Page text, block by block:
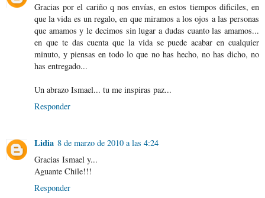
Gracias por el cariño q nos envías, en estos tiempos dificiles, en
que la vida es un regalo, en que miramos a los ojos a las personas
que amamos y le decimos sin lugar a dudas cuanto las amamos...
en que te das cuenta que la vida se puede acabar en cualquier
minuto, y piensas en todo lo que no has hecho, no has dicho, no
has entregado...
Un abrazo Ismael... tu me inspiras paz...
Responder
Lidia 8 de marzo de 2010 a las 4:24
Gracias Ismael y...
Aguante Chile!!!
Responder